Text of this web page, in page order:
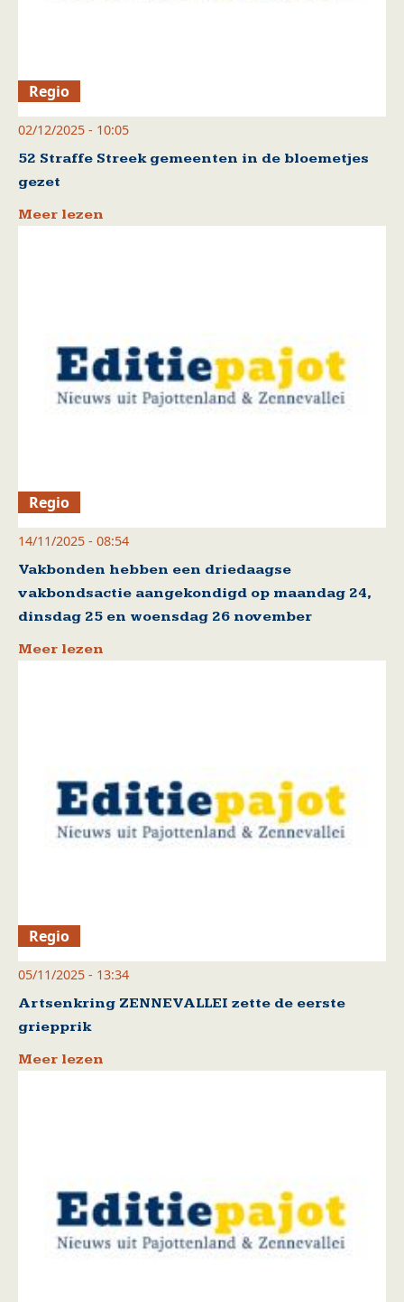
Regio
02/12/2025 - 10:05
52 Straffe Streek gemeenten in de bloemetjes
gezet
Meer lezen
Regio
14/11/2025 - 08:54
Vakbonden hebben een driedaagse
vakbondsactie aangekondigd op maandag 24,
dinsdag 25 en woensdag 26 november
Meer lezen
Regio
05/11/2025 - 13:34
Artsenkring ZENNEVALLEI zette de eerste
griepprik
Meer lezen